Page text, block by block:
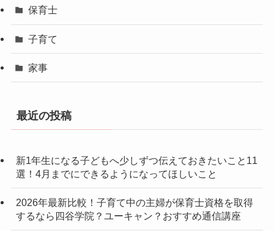
保育士
子育て
家事
最近の投稿
新1年生になる子どもへ少しずつ伝えておきたいこと11
選！4月までにできるようになってほしいこと
2026年最新比較！子育て中の主婦が保育士資格を取得
するなら四谷学院？ユーキャン？おすすめ通信講座